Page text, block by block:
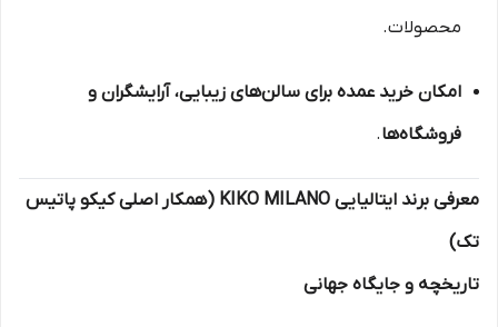
محصولات.
امکان خرید عمده برای سالن‌های زیبایی، آرایشگران و
فروشگاه‌ها.
معرفی برند ایتالیایی KIKO MILANO (همکار اصلی کیکو پاتیس
تک)
تاریخچه و جایگاه جهانی